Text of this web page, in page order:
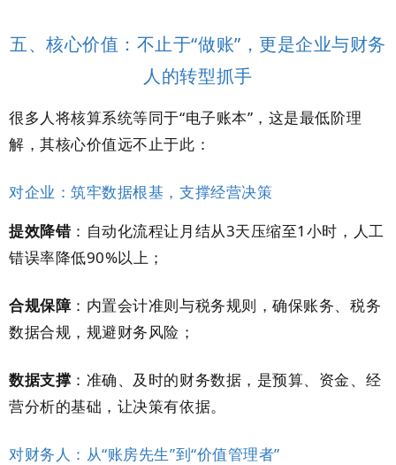
五、核心价值：不止于“做账”，更是企业与财务
人的转型抓手
很多人将核算系统等同于“电子账本”，这是最低阶理
解，其核心价值远不止于此：
对企业：筑牢数据根基，支撑经营决策
提效降错：自动化流程让月结从3天压缩至1小时，人工
错误率降低90%以上；
合规保障：内置会计准则与税务规则，确保账务、税务
数据合规，规避财务风险；
数据支撑 ：准确、及时的财务数据，是预算、资金、经
营分析的基础，让决策有依据。
对财务人：从“账房先生”到“价值管理者”